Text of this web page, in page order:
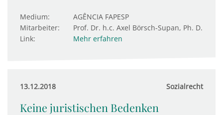
Medium:
AGÊNCIA FAPESP
Mitarbeiter:
Prof. Dr. h.c. Axel Börsch-Supan, Ph. D.
Link:
Mehr erfahren
13.12.2018 Sozialrecht
Keine juristischen Bedenken